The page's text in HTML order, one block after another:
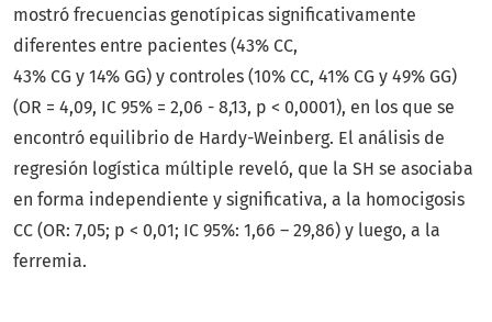
mostró frecuencias genotípicas significativamente
diferentes entre pacientes (43% CC,
43% CG y 14% GG) y controles (10% CC, 41% CG y 49% GG)
(OR = 4,09, IC 95% = 2,06 - 8,13, p < 0,0001), en los que se
encontró equilibrio de Hardy-Weinberg. El análisis de
regresión logística múltiple reveló, que la SH se asociaba
en forma independiente y significativa, a la homocigosis
CC (OR: 7,05; p < 0,01; IC 95%: 1,66 – 29,86) y luego, a la
ferremia.